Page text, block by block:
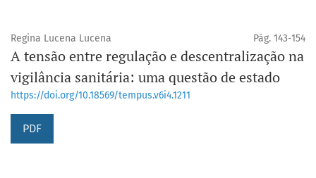
Regina Lucena Lucena Pág. 143-154
A tensão entre regulação e descentralização na
vigilância sanitária: uma questão de estado
https://doi.org/10.18569/tempus.v6i4.1211
PDF